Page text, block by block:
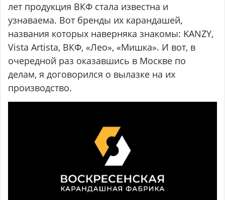
лет продукция ВКФ стала известна и
узнаваема. Вот бренды их карандашей,
названия которых наверняка знакомы: KANZY,
Vista Artista, ВКФ, «Лео», «Мишка». И вот, в
очередной раз оказавшись в Москве по
делам, я договорился о вылазке на их
производство.